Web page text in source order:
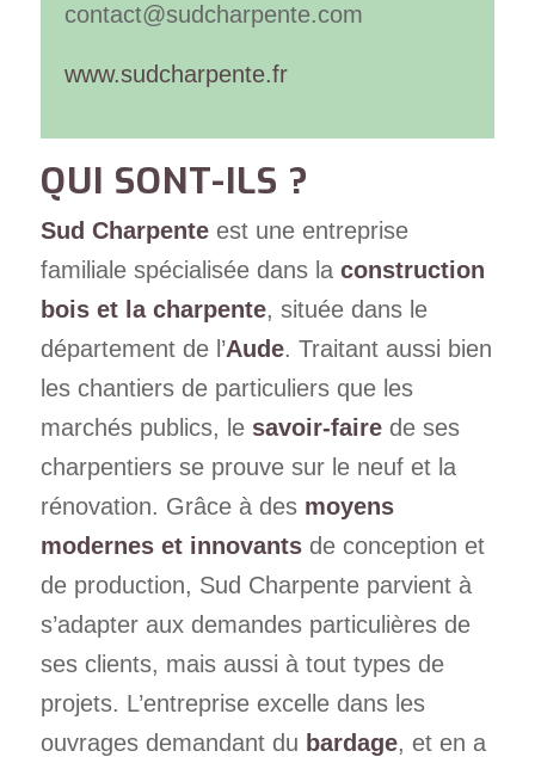
contact@sudcharpente.com
www.sudcharpente.fr
QUI SONT-ILS ?
Sud Charpenteest une entreprise
familiale spécialisée dans la construction
bois et la charpente, située dans le
département de l’Aude. Traitant aussi bien
les chantiers de particuliers que les
marchés publics, le savoir-fairede ses
charpentiers se prouve sur le neuf et la
rénovation. Grâce à des moyens
modernes et innovantsde conception et
de production, Sud Charpente parvient à
s’adapter aux demandes particulières de
ses clients, mais aussi à tout types de
projets. L’entreprise excelle dans les
ouvrages demandant du bardage, et en a